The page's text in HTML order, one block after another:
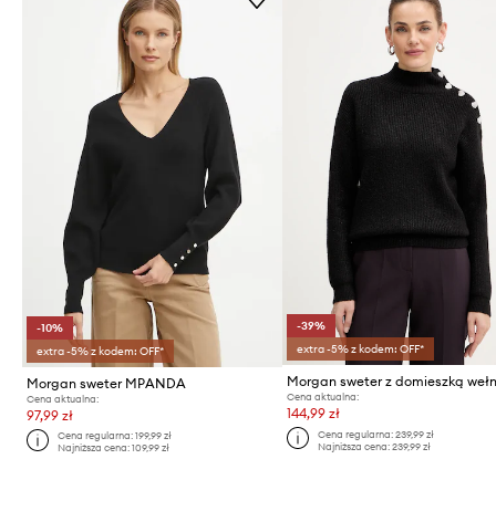
-10%
extra -5% z kodem: OFF*
Morgan sweter MPANDA
Cena aktualna:
97,99 zł
Cena regularna:199,99 zł
Najniższa cena:109,99 zł
-39%
extra -5% z kodem: OFF*
Cena aktualna:
144,99 zł
Cena regularna: 239,99 zł
Najniższa cena: 239,99 zł